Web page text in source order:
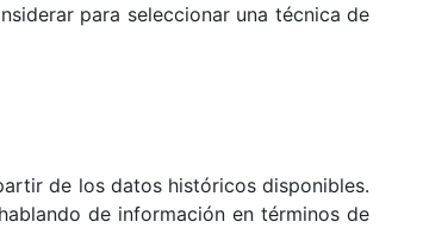
para seleccionar una técnica de
de los datos históricos disponibles.
de información en términos de